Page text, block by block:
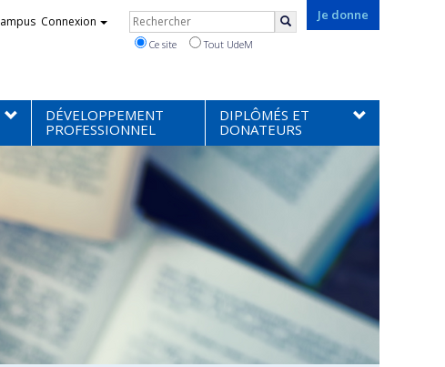
Je donne
Connexion Rechercher
Ce site Tout UdeM
DÉVELOPPEMENT
PROFESSIONNEL
DIPLÔMÉS ET
DONATEURS